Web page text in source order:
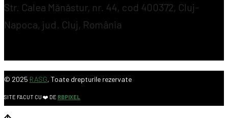
Str. Calea Mănăstur, nr. 44, cod 400372, Cluj-
Napoca, jud. Cluj, România
© 2025 RASG, Toate drepturile rezervate
SITE FACUT CU ❤️ DE RBPIXEL